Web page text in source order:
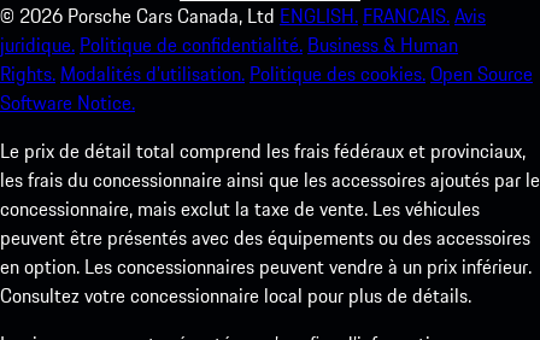
© 2026 Porsche Cars Canada, Ltd ENGLISH. FRANCAIS.Avis
juridique. Politique de confidentialité. Business & Human
Rights. Modalités d’utilisation. Politique des cookies.Open Source
Software Notice.
Le prix de détail total comprend les frais fédéraux et provinciaux,
les frais du concessionnaire ainsi que les accessoires ajoutés par le
concessionnaire, mais exclut la taxe de vente. Les véhicules
peuvent être présentés avec des équipements ou des accessoires
en option. Les concessionnaires peuvent vendre à un prix inférieur.
Consultez votre concessionnaire local pour plus de détails.